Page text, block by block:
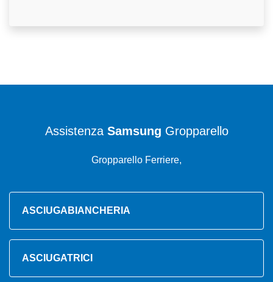
Assistenza Samsung Gropparello
Gropparello Ferriere,
ASCIUGABIANCHERIA
ASCIUGATRICI